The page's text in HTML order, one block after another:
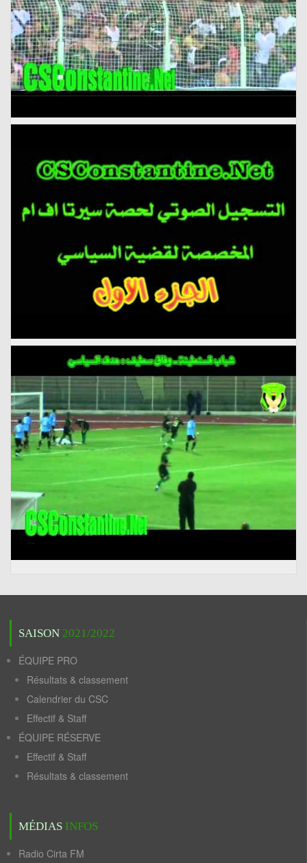
SAISON 2021/2022
ÉQUIPE PRO
Résultats & classement
Calendrier du CSC
Effectif & Staff
ÉQUIPE RÉSERVE
Effectif & Staff
Résultats & classement
MÉDIAS INFOS
Radio Cirta FM